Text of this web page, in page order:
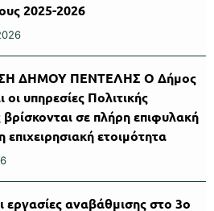
2025-2026
ΔΗΜΟΥ ΠΕΝΤΕΛΗΣ Ο Δήμος
οι υπηρεσίες Πολιτικής
σε πλήρη επιφυλακή
επιχειρησιακή ετοιμότητα
εργασίες αναβάθμισης στο 3ο